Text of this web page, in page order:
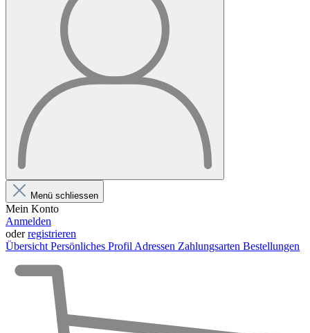
Menü schliessen
Mein Konto
Anmelden
oderregistrieren
Übersicht Persönliches Profil Adressen Zahlungsarten Bestellungen